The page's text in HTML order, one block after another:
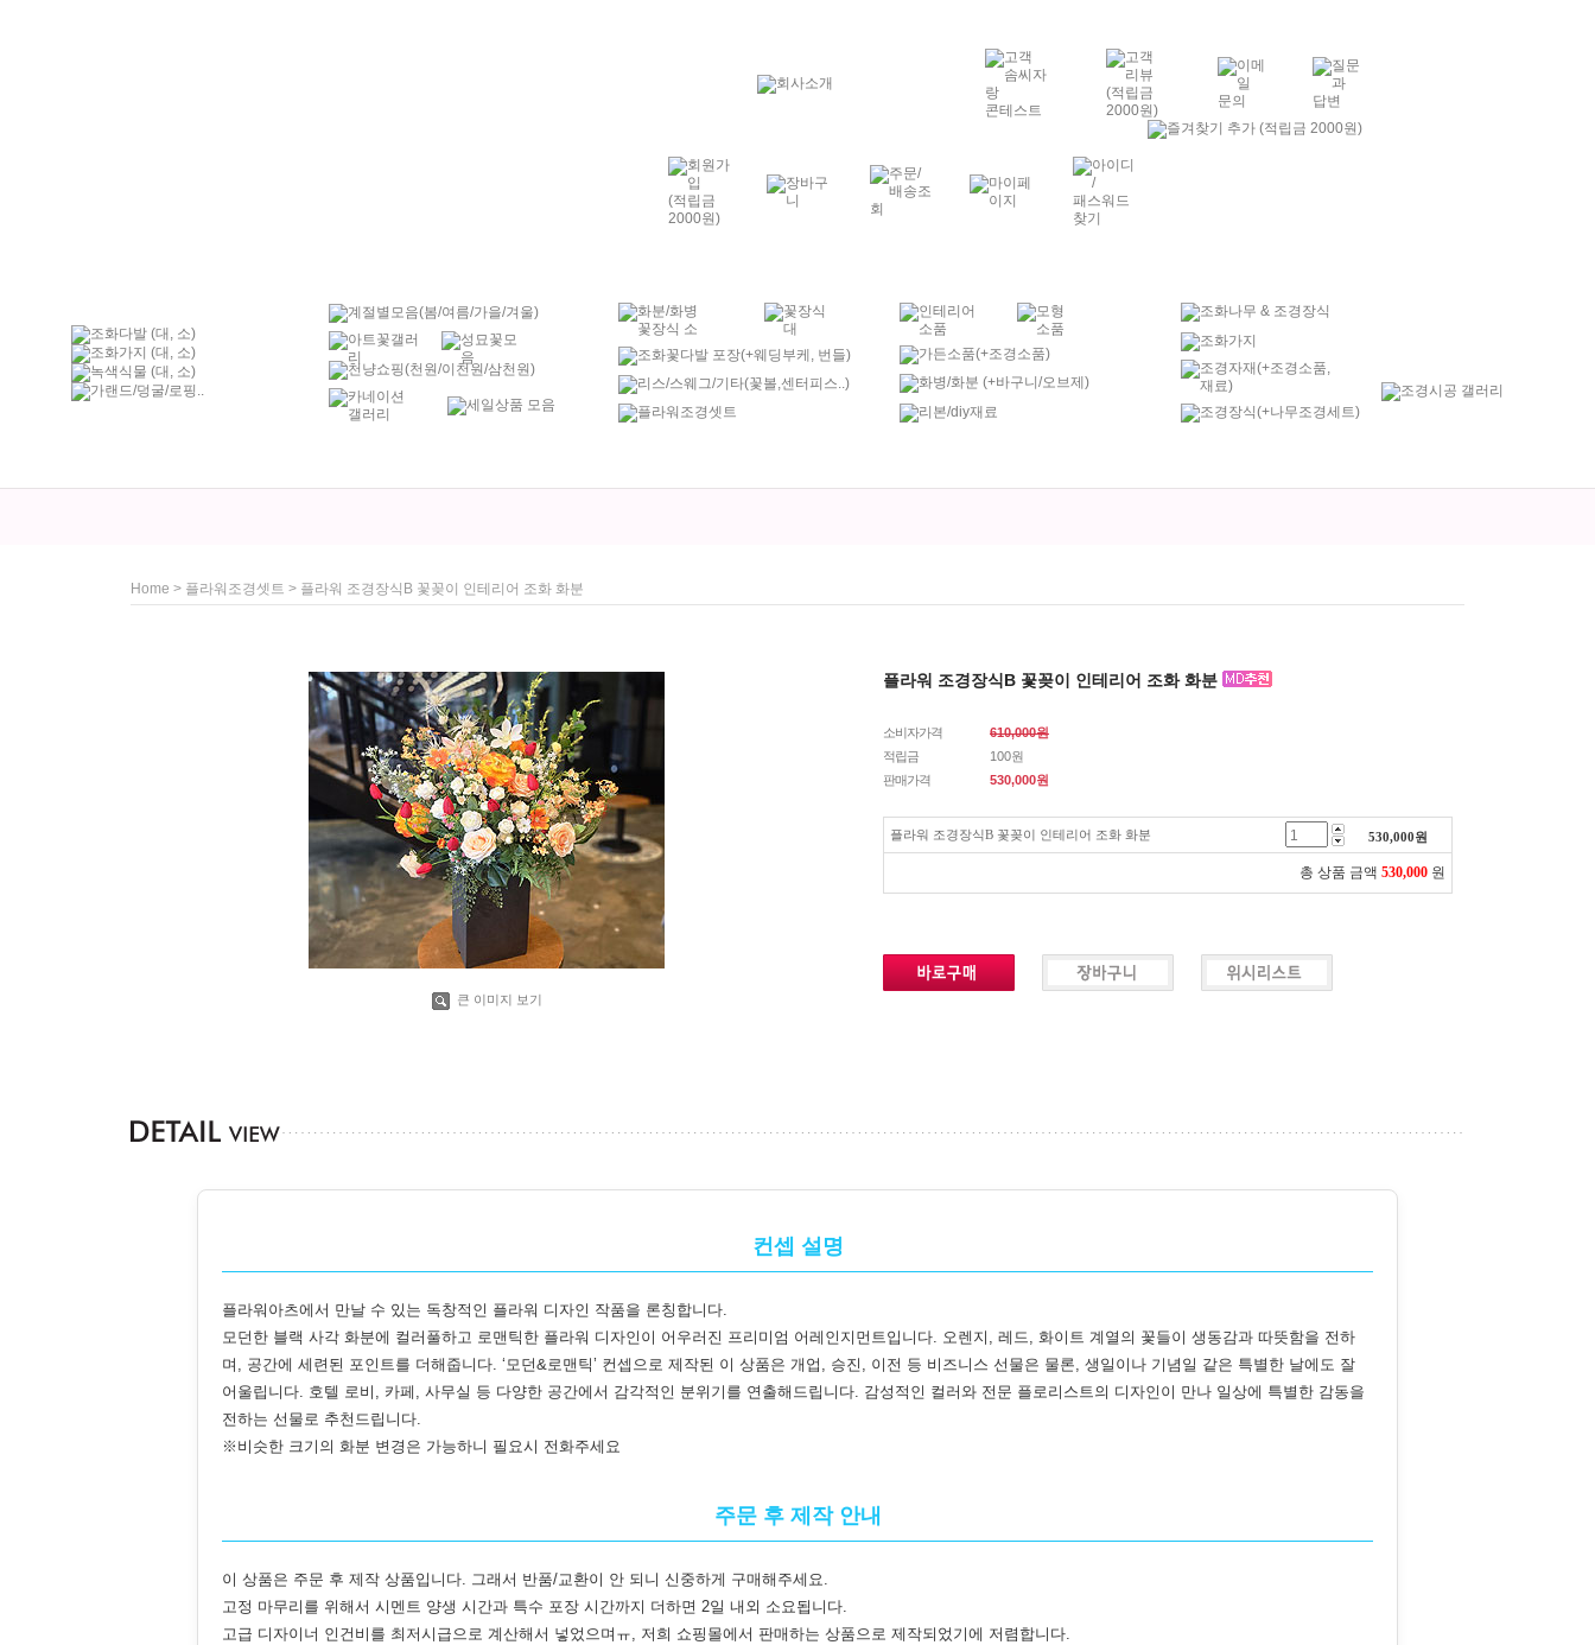
Home > 플라워조경셋트 > 플라워 조경장식B 꽃꽂이 인테리어 조화 화분
큰 이미지 보기
플라워 조경장식B 꽃꽂이 인테리어 조화 화분
소비자가격
610,000원
적립금
100원
판매가격
530,000원
플라워 조경장식B 꽃꽂이 인테리어 조화 화분 530,000원
총 상품 금액 530,000 원
컨셉 설명
플라워아츠에서 만날 수 있는 독창적인 플라워 디자인 작품을 론칭합니다.
모던한 블랙 사각 화분에 컬러풀하고 로맨틱한 플라워 디자인이 어우러진 프리미엄 어레인지먼트입니다. 오렌지, 레드, 화이트 계열의 꽃들이 생동감과 따뜻함을 전하
며, 공간에 세련된 포인트를 더해줍니다. ‘모던&로맨틱’ 컨셉으로 제작된 이 상품은 개업, 승진, 이전 등 비즈니스 선물은 물론, 생일이나 기념일 같은 특별한 날에도 잘
어울립니다. 호텔 로비, 카페, 사무실 등 다양한 공간에서 감각적인 분위기를 연출해드립니다. 감성적인 컬러와 전문 플로리스트의 디자인이 만나 일상에 특별한 감동을
전하는 선물로 추천드립니다.
※비슷한 크기의 화분 변경은 가능하니 필요시 전화주세요
주문 후 제작 안내
이 상품은 주문 후 제작 상품입니다. 그래서 반품/교환이 안 되니 신중하게 구매해주세요.
고정 마무리를 위해서 시멘트 양생 시간과 특수 포장 시간까지 더하면 2일 내외 소요됩니다.
고급 디자이너 인건비를 최저시급으로 계산해서 넣었으며ㅠ, 저희 쇼핑몰에서 판매하는 상품으로 제작되었기에 저렴합니다.